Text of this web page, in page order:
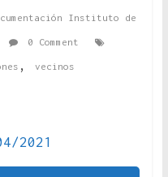
Instituto de
0 Comment
, vecinos
2021